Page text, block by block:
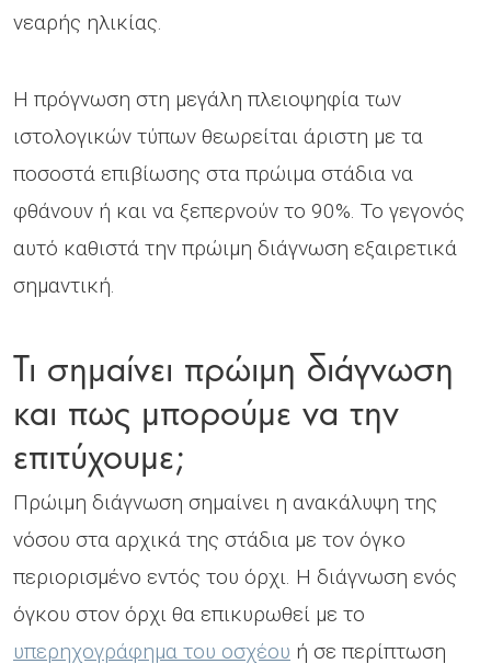
νεαρής ηλικίας.
Η πρόγνωση στη μεγάλη πλειοψηφία των
ιστολογικών τύπων θεωρείται άριστη με τα
ποσοστά επιβίωσης στα πρώιμα στάδια να
φθάνουν ή και να ξεπερνούν το 90%. Το γεγονός
αυτό καθιστά την πρώιμη διάγνωση εξαιρετικά
σημαντική.
Τι σημαίνει πρώιμη διάγνωση
και πως μπορούμε να την
επιτύχουμε;
Πρώιμη διάγνωση σημαίνει η ανακάλυψη της
νόσου στα αρχικά της στάδια με τον όγκο
περιορισμένο εντός του όρχι. Η διάγνωση ενός
όγκου στον όρχι θα επικυρωθεί με το
υπερηχογράφημα του οσχέου ή σε περίπτωση